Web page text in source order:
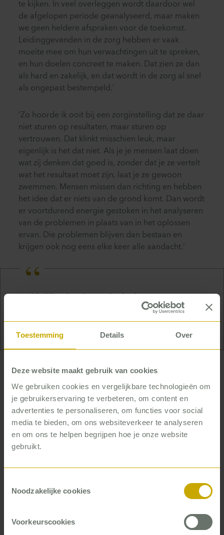
Toestemming Details Over
Deze website maakt gebruik van cookies
We gebruiken cookies en vergelijkbare technologieën om
je gebruikerservaring te verbeteren, om content en
advertenties te personaliseren, om functies voor social
media te bieden, om ons websiteverkeer te analyseren
en om ons te helpen begrijpen hoe je onze website
gebruikt.
Noodzakelijke cookies
Voorkeurscookies
te kijken. In veel overleggen wordt daardoor wel
de afgelopen periode geanalyseerd, maar maken
we geen heldere afspraken voor de toekomst.
Leidinggevenden in de zorg hebben er vaak
moeite mee om hun verwachtingen uit te spreken,
en hun doelen concreet te maken. Dat zien ze dan
als hard en zakelijk, en dat wordt in de zorg al snel
als ongepast bestempeld.’
‘Zo hoorde ik ooit bij een zorginstelling dat ze daar
niet sturen op resultaten, maar sturen op
vertrouwen. Dat klinkt misschien leuk, maar
eigenlijk is het dat niet. Als je je mensen laat doen
wat zíj denken dat goed is, zonder dat je ze vertelt
wat het resultaat moet zijn, laat je ze gewoon
zwemmen. Mensen missen dan richting en hebben
het idee dat er niets van de grond komt. Dan wordt
er voortdurend energie gestoken in het analyseren
van de problemen in plaats van in het oplossen
ervan. Die problemen blijven dan bestaan en
krijgen ook nog eens elke keer alle aandacht.’
dat mensen begrijpen waar de prioriteiten
liggen én hoe zij daaraan kunnen bijdragen.
Successen vieren
‘Veel medewerkers in de zorg hebben ook echt
behoefte aan heldere verwachtingen. In de praktijk
zie ik dat ze het vaak helemaal niet als vervelend
ervaren, als een leidinggevende duidelijk aangeeft
welke richting het op moet. Integendeel: het geeft
doelen zorgen ervoor dat mensen begrijpen waar
bijdragen. Bovendien maakt het het evalueren en
je vaker successen kunt vieren. Dat maakt het werk
voor iedereen leuker.’